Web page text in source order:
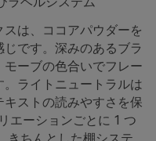
は、ココアパウダーを
です。深みのあるブラ
ーブの色合いでフレー
ライトニュートラルは
ストの読みやすさを保
エーションごとに 1 つ